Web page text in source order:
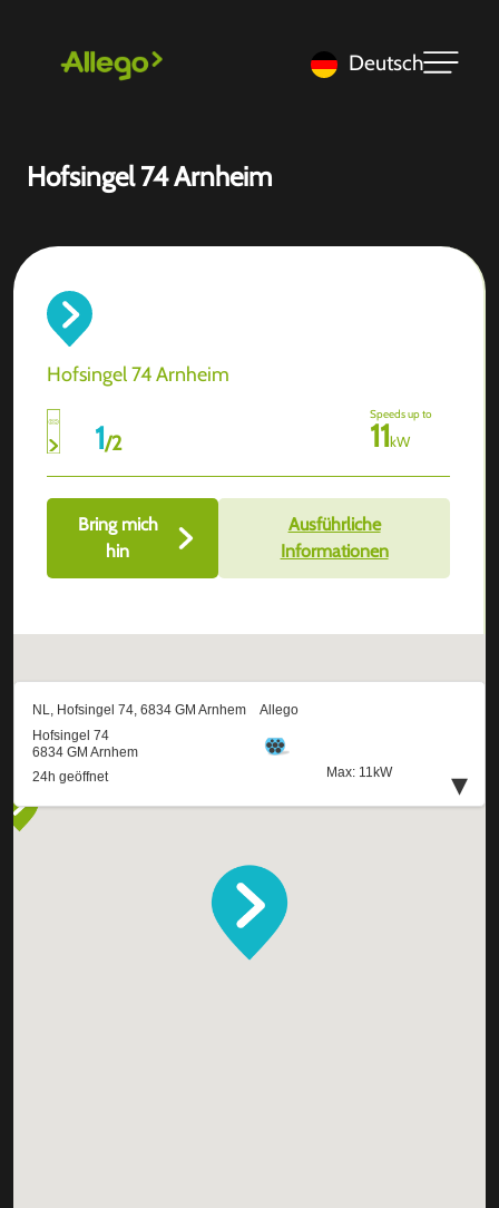
Deutsch
Hofsingel 74 Arnheim
Hofsingel 74 Arnheim
1/2
Speeds up to
11kW
Bring mich
hin
Ausführliche
Informationen